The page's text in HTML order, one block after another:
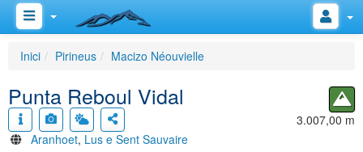
Inici Pirineus Macizo Néouvielle
Punta Reboul Vidal
Aranhoet, Lus e Sent Sauvaire
3.007,00 m